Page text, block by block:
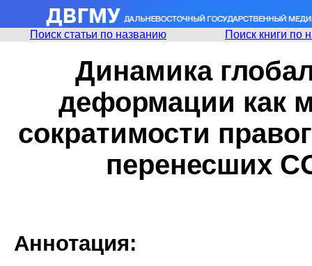
Поиск статьи по названию Поиск книги по
Динамика
деформации как
сократимости
перенесших
Аннотация: